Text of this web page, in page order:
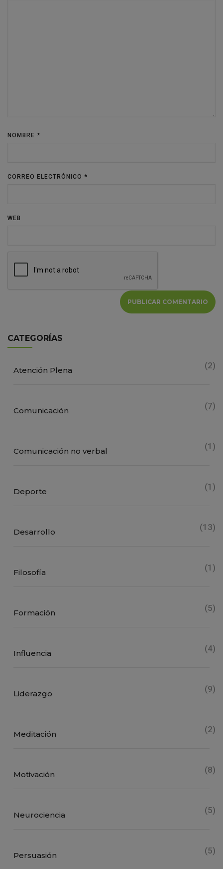
NOMBRE *
CORREO ELECTRÓNICO *
WEB
CATEGORÍAS
Atención Plena (2)
Comunicación (7)
Comunicación no verbal (1)
Deporte (1)
Desarrollo (13)
Filosofía (1)
Formación (5)
Influencia (4)
Liderazgo (9)
Meditación (2)
Motivación (8)
Neurociencia (5)
Persuasión (5)